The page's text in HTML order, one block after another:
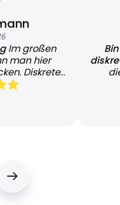
Im großen
man hier
Diskrete